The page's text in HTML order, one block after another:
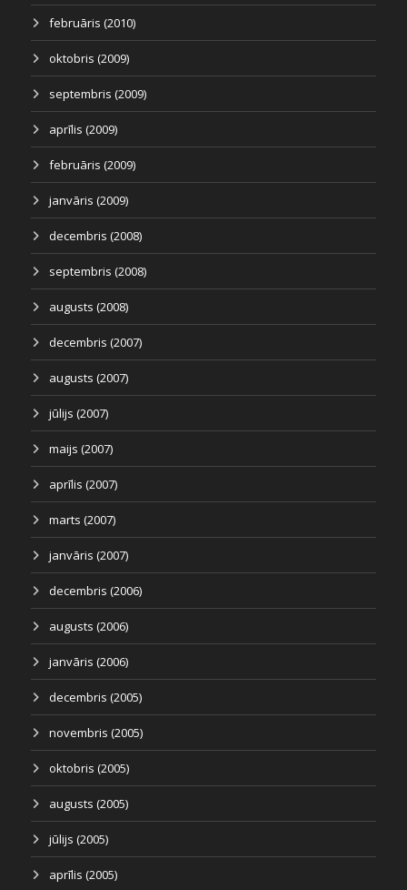
februāris (2010)
oktobris (2009)
septembris (2009)
aprīlis (2009)
februāris (2009)
janvāris (2009)
decembris (2008)
septembris (2008)
augusts (2008)
decembris (2007)
augusts (2007)
jūlijs (2007)
maijs (2007)
aprīlis (2007)
marts (2007)
janvāris (2007)
decembris (2006)
augusts (2006)
janvāris (2006)
decembris (2005)
novembris (2005)
oktobris (2005)
augusts (2005)
jūlijs (2005)
aprīlis (2005)